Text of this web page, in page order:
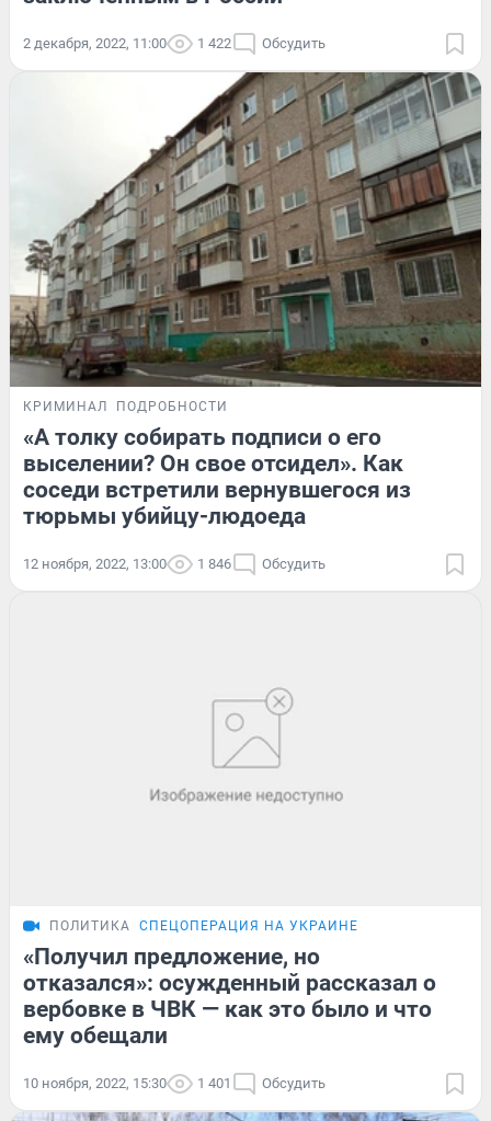
2 декабря, 2022, 11:00 1 422 Обсудить
КРИМИНАЛ ПОДРОБНОСТИ
«А толку собирать подписи о его
выселении? Он свое отсидел». Как
соседи встретили вернувшегося из
тюрьмы убийцу-людоеда
12 ноября, 2022, 13:00 1 846 Обсудить
ПОЛИТИКА СПЕЦОПЕРАЦИЯ НА УКРАИНЕ
«Получил предложение, но
отказался»: осужденный рассказал о
вербовке в ЧВК — как это было и что
ему обещали
10 ноября, 2022, 15:30 1 401 Обсудить